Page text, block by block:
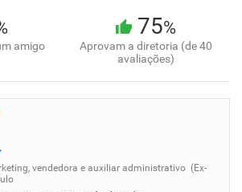
amigo
75%
Aprovam a diretoria (de 40
avaliações)
promoção
vendedora e auxiliar administrativo (Ex-